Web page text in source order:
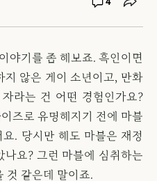
야기를 좀 해보죠. 흑인이면
지 않은 게이 소년이고, 만화
라는 건 어떤 경험인가요?
즈로 유명해지기 전에 마블
. 당시만 해도 마블은 재정
나요? 그런 마블에 심취하는
것 같은데 말이죠.